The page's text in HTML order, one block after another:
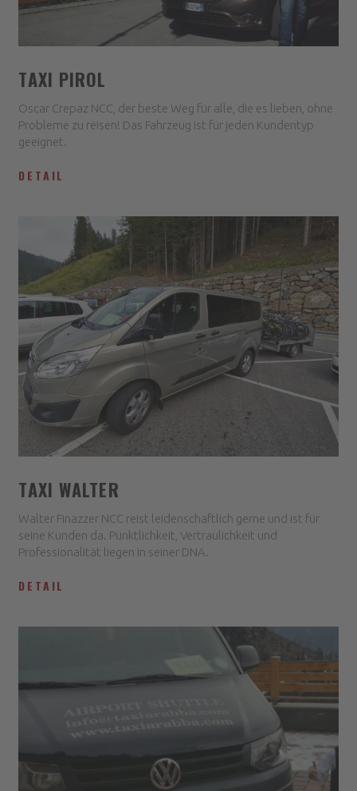
TAXI PIROL
Oscar Crepaz NCC, der beste Weg für alle, die es lieben, ohne
Probleme zu reisen! Das Fahrzeug ist für jeden Kundentyp
geeignet.
DETAIL
TAXI WALTER
Walter Finazzer NCC reist leidenschaftlich gerne und ist für
seine Kunden da. Pünktlichkeit, Vertraulichkeit und
Professionalität liegen in seiner DNA.
DETAIL